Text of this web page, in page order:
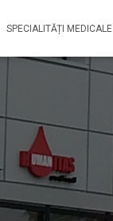
SPECIALITĂȚI MEDICALE